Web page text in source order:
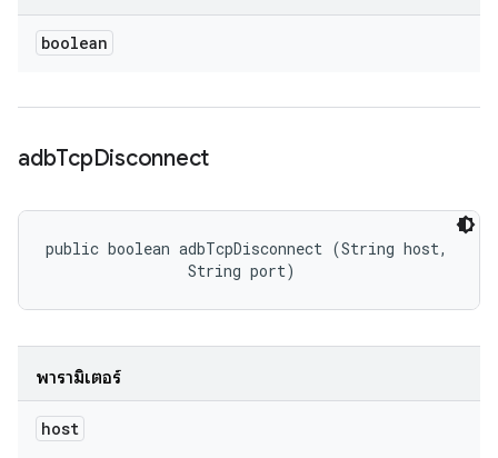
boolean
adbTcpDisconnect
public boolean adbTcpDisconnect (String host,
                String port)
พารามิเตอร์
host